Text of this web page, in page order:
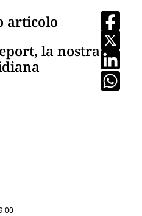
articolo
la nostra